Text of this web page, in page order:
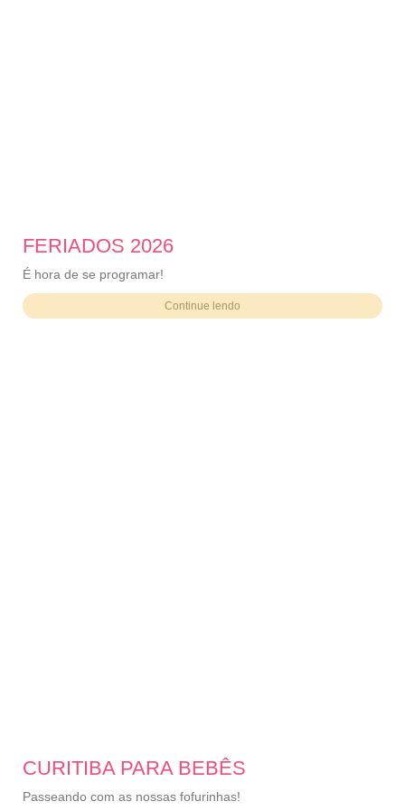
FERIADOS 2026
É hora de se programar!
Continue lendo
CURITIBA PARA BEBÊS
Passeando com as nossas fofurinhas!